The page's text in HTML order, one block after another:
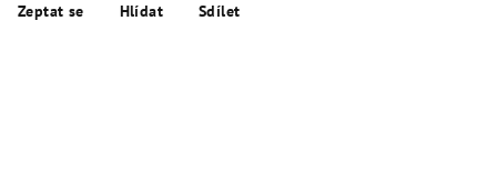
Zeptat se Hlídat Sdílet